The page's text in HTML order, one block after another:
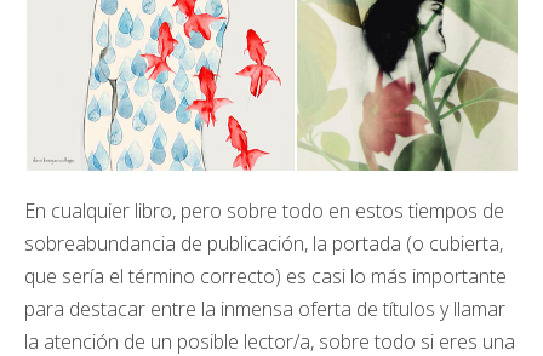
En cualquier libro, pero sobre todo en estos tiempos de
sobreabundancia de publicación, la portada (o cubierta,
que sería el término correcto) es casi lo más importante
para destacar entre la inmensa oferta de títulos y llamar
la atención de un posible lector/a, sobre todo si eres una